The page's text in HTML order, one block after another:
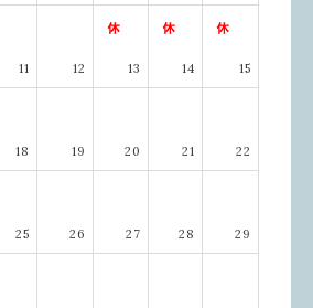
11 12 13 14 15
18 19 20 21 22
25 26 27 28 29